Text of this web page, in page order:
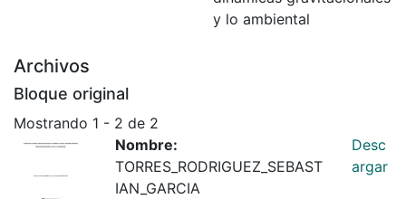
y lo ambiental
Archivos
Bloque original
Mostrando 1 - 2 de 2
Nombre:
TORRES_RODRIGUEZ_SEBAST
IAN_GARCIA
Desc
argar